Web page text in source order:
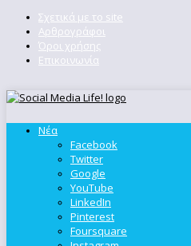
Σχετικά με το site
Αρθρογράφοι
Όροι χρήσης
Επικοινωνία
Νέα
Facebook
Twitter
Google
YouTube
LinkedIn
Pinterest
Foursquare